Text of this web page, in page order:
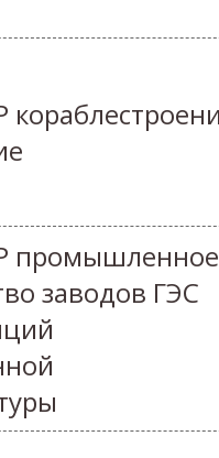
промышленное
заводов ГЭС